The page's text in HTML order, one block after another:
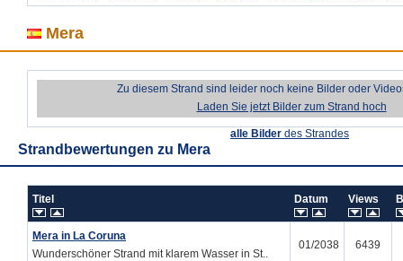
Mera
Zu diesem Strand sind leider noch keine Bilder oder
Laden Sie jetzt Bilder zum Strand hoch
alle Bilder des Strandes
Strandbewertungen zu Mera
Titel Datum Views
Mera in La Coruna
Wunderschöner Strand mit klarem Wasser in St..
01/2038 6439